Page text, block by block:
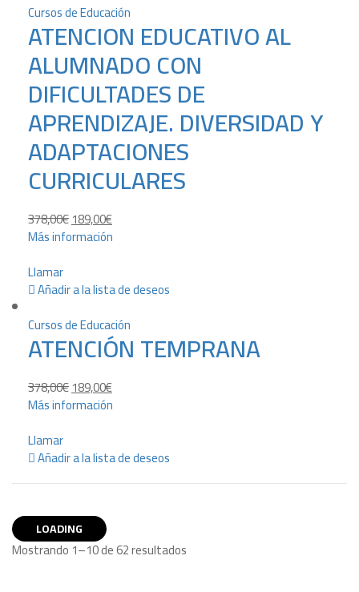
Cursos de Educación
ATENCION EDUCATIVO AL
ALUMNADO CON
DIFICULTADES DE
APRENDIZAJE. DIVERSIDAD Y
ADAPTACIONES
CURRICULARES
378,00€189,00€
Más información
Llamar
Añadir a la lista de deseos
Cursos de Educación
ATENCIÓN TEMPRANA
378,00€189,00€
Más información
Llamar
Añadir a la lista de deseos
LOADING
Mostrando 1–10 de 62 resultados